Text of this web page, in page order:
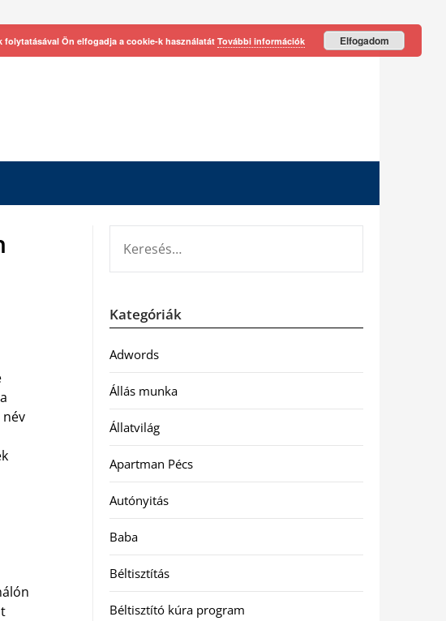
Kategóriák
Adwords
Állás munka
Állatvilág
Apartman Pécs
Autónyitás
Baba
Béltisztítás
Béltisztító kúra program
folytatásával Ön elfogadja a cookie-k használatát További információk Elfogadom